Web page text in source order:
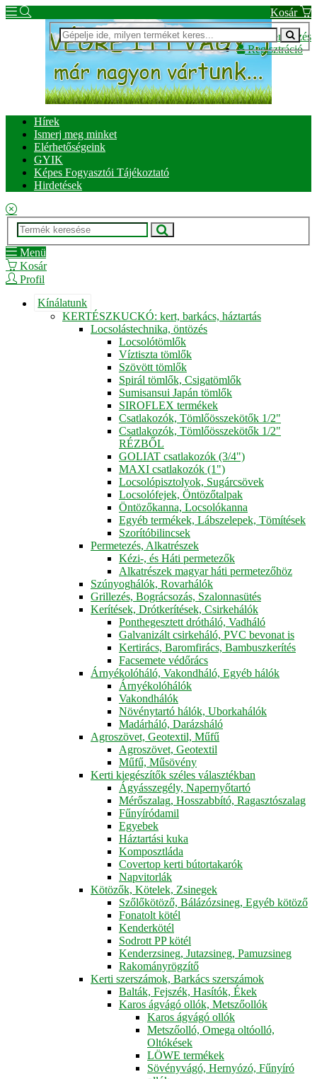
Kosár
Bejelentkezés
Regisztráció
Hírek
Ismerj meg minket
Elérhetőségeink
GYIK
Képes Fogyasztói Tájékoztató
Hirdetések
Menü
Kosár
Profil
Kínálatunk
KERTÉSZKUCKÓ: kert, barkács, háztartás
Locsolástechnika, öntözés
Locsolótömlők
Víztiszta tömlők
Szövött tömlők
Spirál tömlők, Csigatömlők
Sumisansui Japán tömlők
SIROFLEX termékek
Csatlakozók, Tömlőösszekötők 1/2"
Csatlakozók, Tömlőösszekötők 1/2"
RÉZBŐL
GOLIAT csatlakozók (3/4")
MAXI csatlakozók (1")
Locsolópisztolyok, Sugárcsövek
Locsolófejek, Öntözőtalpak
Öntözőkanna, Locsolókanna
Egyéb termékek, Lábszelepek, Tömítések
Szorítóbilincsek
Permetezés, Alkatrészek
Kézi-, és Háti permetezők
Alkatrészek magyar háti permetezőhöz
Szúnyoghálók, Rovarhálók
Grillezés, Bográcsozás, Szalonnasütés
Kerítések, Drótkerítések, Csirkehálók
Ponthegesztett drótháló, Vadháló
Galvanizált csirkeháló, PVC bevonat is
Kertirács, Baromfirács, Bambuszkerítés
Facsemete védőrács
Árnyékolóháló, Vakondháló, Egyéb hálók
Árnyékolóhálók
Vakondhálók
Növénytartó hálók, Uborkahálók
Madárháló, Darázsháló
Agroszövet, Geotextil, Műfű
Agroszövet, Geotextil
Műfű, Műsövény
Kerti kiegészítők széles választékban
Ágyásszegély, Napernyőtartó
Mérőszalag, Hosszabbító, Ragasztószalag
Fűnyíródamil
Egyebek
Háztartási kuka
Komposztláda
Covertop kerti bútortakarók
Napvitorlák
Kötözők, Kötelek, Zsinegek
Szőlőkötöző, Bálázózsineg, Egyéb kötöző
Fonatolt kötél
Kenderkötél
Sodrott PP kötél
Kenderzsineg, Jutazsineg, Pamuzsineg
Rakományrögzítő
Kerti szerszámok, Barkács szerszámok
Balták, Fejszék, Hasítók, Ékek
Karos ágvágó ollók, Metszőollók
Karos ágvágó ollók
Metszőolló, Omega oltóolló,
Oltókések
LÖWE termékek
Sövényvágó, Hernyózó, Fűnyíró